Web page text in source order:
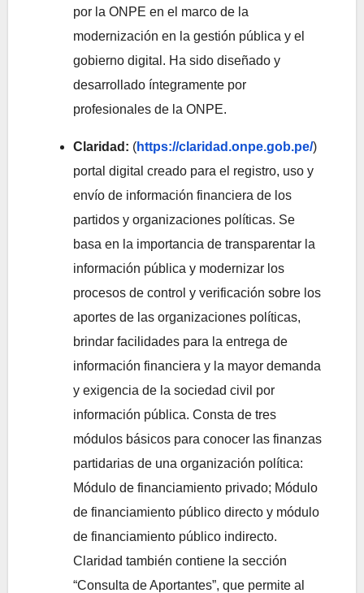
por la ONPE en el marco de la
modernización en la gestión pública y el
gobierno digital. Ha sido diseñado y
desarrollado íntegramente por
profesionales de la ONPE.
Claridad: (https://claridad.onpe.gob.pe/)
portal digital creado para el registro, uso y
envío de información financiera de los
partidos y organizaciones políticas. Se
basa en la importancia de transparentar la
información pública y modernizar los
procesos de control y verificación sobre los
aportes de las organizaciones políticas,
brindar facilidades para la entrega de
información financiera y la mayor demanda
y exigencia de la sociedad civil por
información pública. Consta de tres
módulos básicos para conocer las finanzas
partidarias de una organización política:
Módulo de financiamiento privado; Módulo
de financiamiento público directo y módulo
de financiamiento público indirecto.
Claridad también contiene la sección
“Consulta de Aportantes”, que permite al